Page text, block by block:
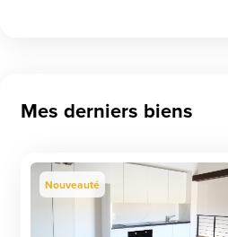
Mes derniers biens
Nouveauté